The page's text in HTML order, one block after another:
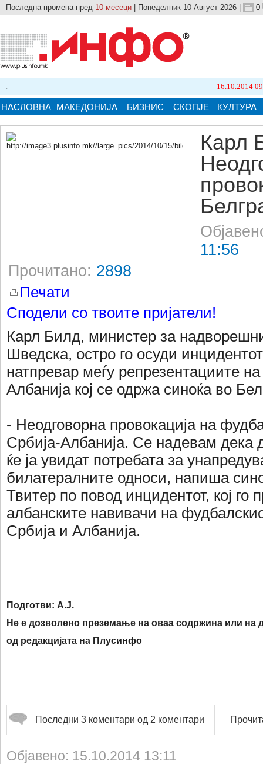
Последна промена пред 10 месеци | Понеделник 10 Август 2026 | 0
16.10.2014 09:21
НАСЛОВНА МАКЕДОНИЈА БИЗНИС СКОПЈЕ КУЛТУРА
Карл
11:56
Прочитано: 2898
Печати
Сподели со твоите пријатели!
Карл Билд, министер за
Шведска, остро го осуди
натпревар меѓу репрезентациите
Албанија кој се одржа синоќа во
- Неодговорна провокација на
Србија-Албанија. Се надевам дека
ќе ја увидат потребата за
билатералните односи, напиша
Твитер по повод инцидентот, кој го
албанските навивачи на
Србија и Албанија.
Подготви: А.Ј.
Не е дозволено преземање на оваа содржина или на
од редакцијата на Плусинфо
Последни 3 коментари од 2 коментари
Објавено: 15.10.2014 13:11